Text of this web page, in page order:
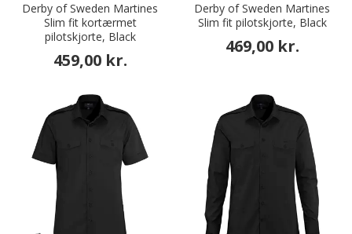
Derby of Sweden Martines
Slim fit kortærmet
pilotskjorte, Black
459,00 kr.
Derby of Sweden Martines
Slim fit pilotskjorte, Black
469,00 kr.